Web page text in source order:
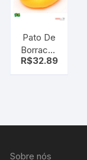
Pato De
Borracha
Para
som
R$32.89
Sobre nós